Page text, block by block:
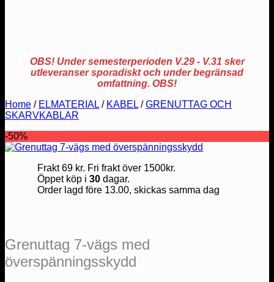
OBS! Under semesterperioden V.29 - V.31 sker
utleveranser sporadiskt och under begränsad
omfattning. OBS!
Home / ELMATERIAL / KABEL / GRENUTTAG OCH
SKARVKABLAR
-50%
Frakt 69 kr. Fri frakt över 1500kr.
Öppet köp i 30dagar.
Order lagd före 13.00, skickas samma dag
Grenuttag 7-vägs med
överspänningsskydd